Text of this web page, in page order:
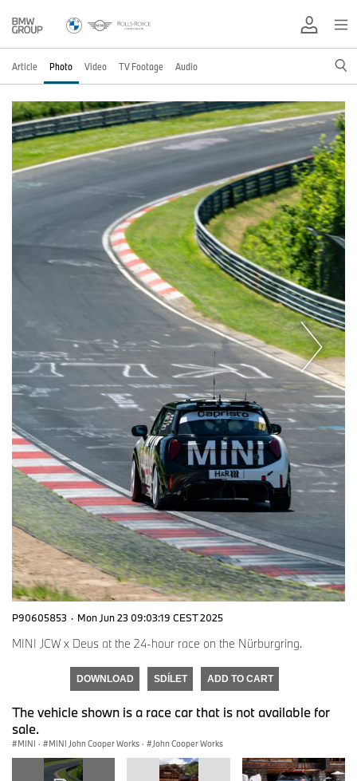
Article Photo Video TV Footage Audio
P90605853 · Mon Jun 23 09:03:19 CEST 2025
MINI JCW x Deus at the 24-hour race on the Nürburgring.
DOWNLOAD SDÍLET ADD TO CART
The vehicle shown is a race car that is not available for
sale.
MINI · MINI John Cooper Works · John Cooper Works